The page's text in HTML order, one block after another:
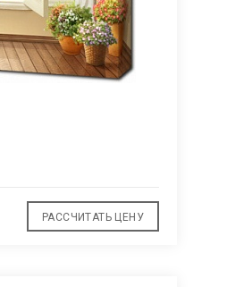
РАССЧИТАТЬ ЦЕНУ